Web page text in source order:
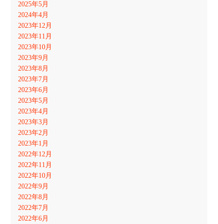
2025年5月
2024年4月
2023年12月
2023年11月
2023年10月
2023年9月
2023年8月
2023年7月
2023年6月
2023年5月
2023年4月
2023年3月
2023年2月
2023年1月
2022年12月
2022年11月
2022年10月
2022年9月
2022年8月
2022年7月
2022年6月